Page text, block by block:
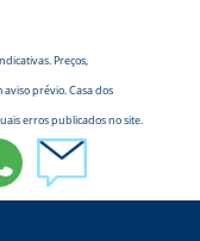
Preços,
prévio. Casa dos
erros publicados no site.